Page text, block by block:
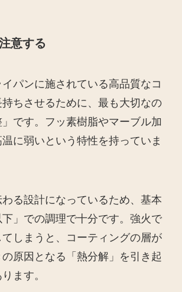
意する
パンに施されている高品質なコ
ちさせるために、最も大切なの
です。フッ素樹脂やマーブル加
に弱いという特性を持っていま
る設計になっているため、基本
」での調理で十分です。強火で
しまうと、コーティングの層が
原因となる「熱分解」を引き起
ます。